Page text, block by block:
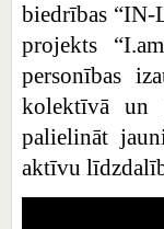
biedrības “IN-
projekts
personības
kolektīvā un
palielināt
aktīvu